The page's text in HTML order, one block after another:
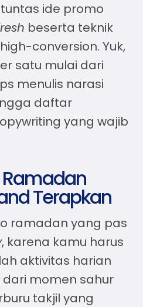
ide promo
beserta teknik
conversion. Yuk,
satu mulai dari
menulis narasi
daftar
yang wajib
Ramadan
Terapkan
ramadan yang pas
, karena kamu harus
aktivitas harian
momen sahur
takjil yang